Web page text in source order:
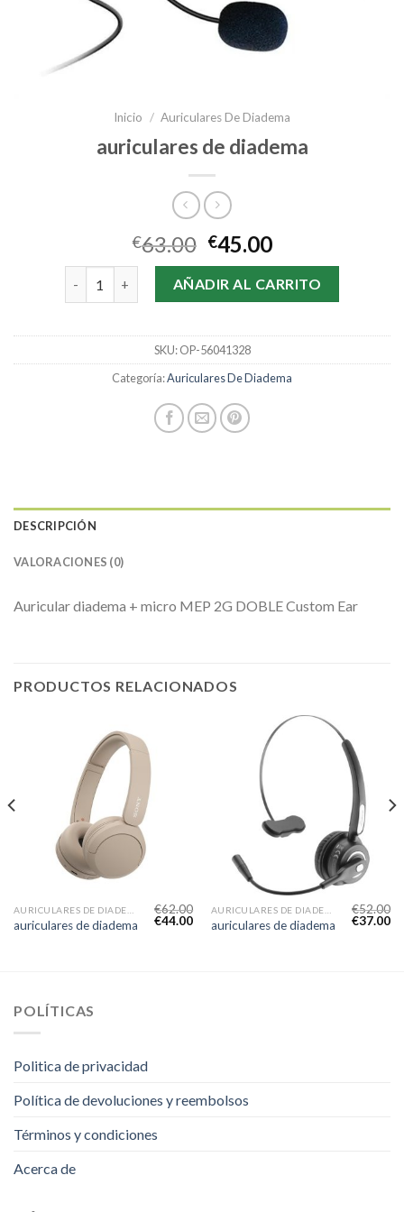
Inicio / Auriculares De Diadema
auriculares de diadema
€63.00 €45.00
auriculares de diadema cantidad
AÑADIR AL CARRITO
SKU:OP-56041328
Categoría:Auriculares De Diadema
DESCRIPCIÓN
VALORACIONES (0)
Auricular diadema + micro MEP 2G DOBLE Custom Ear
PRODUCTOS RELACIONADOS
auriculares de diadema
€62.00
€44.00 auriculares de diadema
€52.00
€37.00
POLÍTICAS
Politica de privacidad
Política de devoluciones y reembolsos
Términos y condiciones
Acerca de